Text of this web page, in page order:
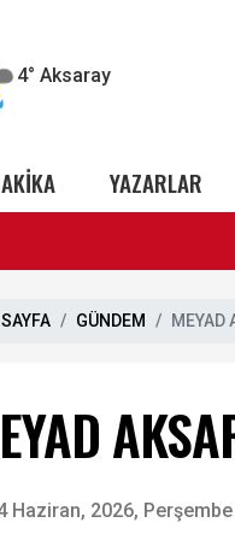
4° Aksaray
YAZARLAR
GÜNDEM MEYAD
Haziran, 2026,